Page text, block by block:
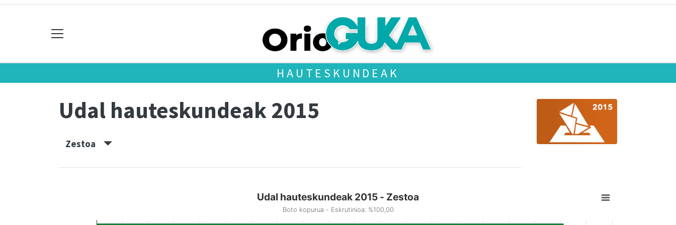
HAUTESKUNDEAK
Udal hauteskundeak 2015
Zestoa
Udal hauteskundeak 2015 - Zestoa
Boto kopurua - Eskrutinioa: %100,00